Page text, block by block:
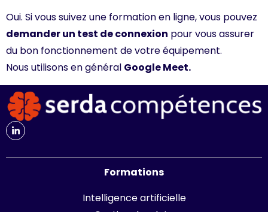
Oui. Si vous suivez une formation en ligne, vous pouvez
demander un test de connexion pour vous assurer
du bon fonctionnement de votre équipement.
Nous utilisons en général Google Meet.
Formations
Intelligence artificielle